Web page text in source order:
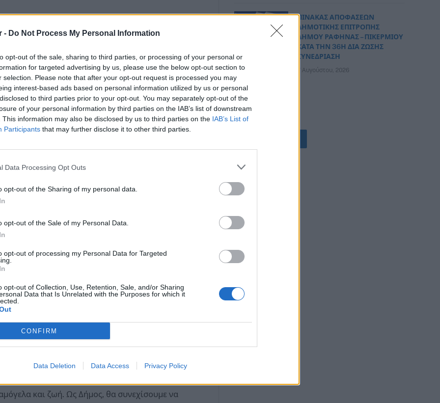
- Do Not Process My Personal Information
opt-out of the sale, sharing to third parties, or processing of your personal or
for targeted advertising by us, please use the below opt-out section to
selection. Please note that after your opt-out request is processed you may
interest-based ads based on personal information utilized by us or personal
to third parties prior to your opt-out. You may separately opt-out of the
of your personal information by third parties on the IAB’s list of downstream
This information may also be disclosed by us to third parties on the IAB’s List of
Participants that may further disclose it to other third parties.
Data Processing Opt Outs
opt-out of the Sharing of my personal data.
opt-out of the Sale of my Personal Data.
opt-out of processing my Personal Data for Targeted
opt-out of Collection, Use, Retention, Sale, and/or Sharing
Data that Is Unrelated with the Purposes for which it
CONFIRM
Data Deletion Data Access Privacy Policy
των σχολείων.
δράση πραγματοποιήθηκε, στις 16 Μαρτίου
του προγράμματος CIVIS και με αφορμή το
στα παιδιά στιγμές χαράς, δημιουργίας και
φυτεύοντας λουλούδια και δημιουργώντας, με
τρεις ξεχωριστούς κήπους: τον κήπο των
παππούδων. Με ενθουσιασμό και φαντασία,
ένα αποτέλεσμα γεμάτο ζωντάνια και
τα παιδιά έδωσαν τη δική τους
χρώματα και όμορφες εικόνες.
Χρήστος Αηδόνης, ο οποίος μοιράστηκε τη
του ανέφερε: «Τα παιδιά μάς θυμίζουν
Με ένα λουλούδι, λίγο χώμα και
μοναδικό. Είναι μεγάλη χαρά να βλέπουμε
και ζωή. Ως Δήμος, θα συνεχίσουμε να
ΠΙΝΑΚΑΣ ΑΠΟΦΑΣΕΩΝ
ΔΗΜΟΤΙΚΗΣ ΕΠΙΤΡΟΠΗΣ
ΔΗΜΟΥ ΡΑΦΗΝΑΣ – ΠΙΚΕΡΜΙΟΥ
ΚΑΤΑ ΤΗΝ 36Η ΔΙΑ ΖΩΣΗΣ
ΣΥΝΕΔΡΙΑΣΗ
7 Αυγούστου, 2026